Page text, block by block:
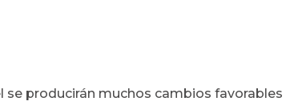
se producirán muchos cambios favorables